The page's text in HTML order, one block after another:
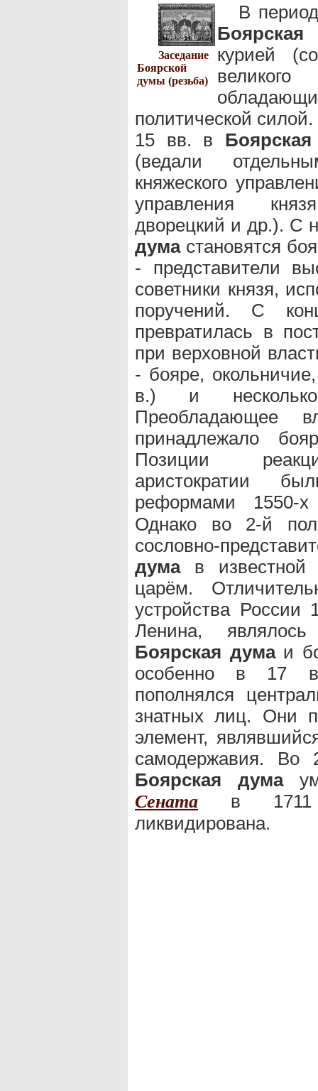
Заседание
Боярской
думы (резьба)
В
Боярская
курией
политической
15 вв. в
(ведали
княжеского
управления
дворецкий и др.). С
думастановятся
- представители
советники князя,
поручений. С
превратилась в
при верховной
- бояре,
в.) и
Преобладающее
принадлежало
Позиции
аристократии
реформами
Однако во 2-й
сословно-
думав известной
царём.
устройства
Ленина,
Боярская думаи
особенно в 17
пополнялся
знатных лиц. Они
элемент,
самодержавия. Во
Боярская дума
Сената в
ликвидирована.